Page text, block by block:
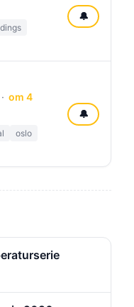
🔔
om 4
oslo
🔔